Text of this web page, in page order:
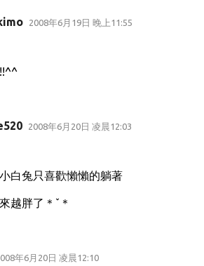
2008年6月19日 晚上11:55
2008年6月20日 凌晨12:03
白兔只喜歡懶懶的躺著
越胖了＊ˇ＊
年6月20日 凌晨12:10